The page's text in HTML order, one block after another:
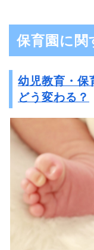
保育園に関
幼児教育・保
どう変わる？